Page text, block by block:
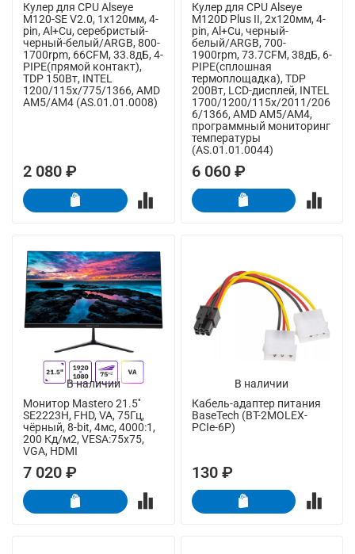
Кулер для CPU Alseye
M120-SE V2.0, 1х120мм, 4-
pin, Al+Cu, серебристый-
черный-белый/ARGB, 800-
1700rpm, 66CFM, 33.8дБ, 4-
PIPE(прямой контакт),
TDP 150Вт, INTEL
1200/115x/775/1366, AMD
AM5/AM4 (AS.01.01.0008)
2 080 ₽
Кулер для CPU Alseye
M120D Plus II, 2х120мм, 4-
pin, Al+Cu, черный-
белый/ARGB, 700-
1900rpm, 73.7CFM, 38дБ, 6-
PIPE(сплошная
термоплощадка), TDP
200Вт, LCD-дисплей, INTEL
1700/1200/115x/2011/206
6/1366, AMD AM5/AM4,
программный мониторинг
температуры
(AS.01.01.0044)
6 060 ₽
В наличии
Монитор Mastero 21.5''
SE2223H, FHD, VA, 75Гц,
чёрный, 8-bit, 4мс, 4000:1,
200 Кд/м2, VESA:75x75,
VGA, HDMI
7 020 ₽
В наличии
Кабель-адаптер питания
BaseTech (BT-2MOLEX-
PCIe-6P)
130 ₽